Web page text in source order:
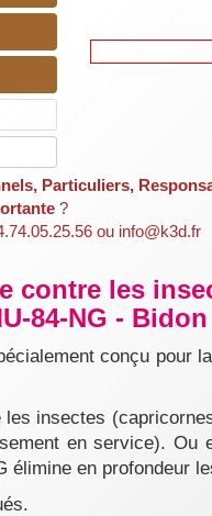
Particuliers,
?
ou info@k3d.fr
contre les
84-NG -
conçu pour
insectes
en service).
en profondeur